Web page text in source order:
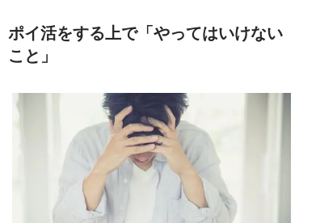
ポイ活をする上で「やってはいけない
こと」